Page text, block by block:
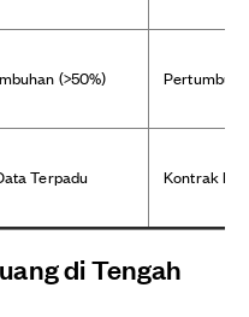
(>50%)
Terpadu Kontrak
di Tengah